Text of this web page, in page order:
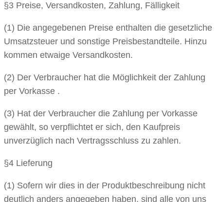
§3 Preise, Versandkosten, Zahlung, Fälligkeit
(1) Die angegebenen Preise enthalten die gesetzliche
Umsatzsteuer und sonstige Preisbestandteile. Hinzu
kommen etwaige Versandkosten.
(2) Der Verbraucher hat die Möglichkeit der Zahlung
per Vorkasse .
(3) Hat der Verbraucher die Zahlung per Vorkasse
gewählt, so verpflichtet er sich, den Kaufpreis
unverzüglich nach Vertragsschluss zu zahlen.
§4 Lieferung
(1) Sofern wir dies in der Produktbeschreibung nicht
deutlich anders angegeben haben, sind alle von uns